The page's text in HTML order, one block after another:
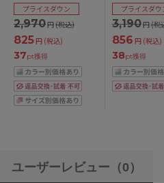
2,970円(税込)
プライスダウン
825円 (税込)
37pt獲得
3,190円(税
プライスダウ
856 円 (税込)
38pt獲得
ユーザーレビュー （0）